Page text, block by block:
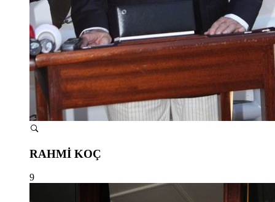
RAHMİ KOÇ
9